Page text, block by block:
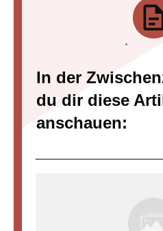
In der
du dir diese
anschauen: